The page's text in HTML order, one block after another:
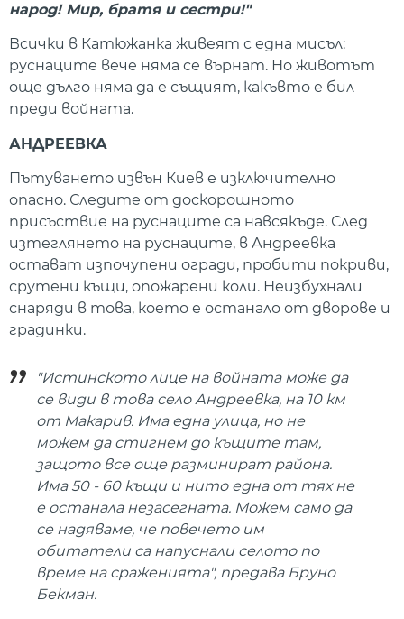
народ! Мир, братя и сестри!"
Всички в Катюжанка живеят с една мисъл:
руснаците вече няма се върнат. Но животът
още дълго няма да е същият, какъвто е бил
преди войната.
АНДРЕЕВКА
Пътуването извън Киев е изключително
опасно. Следите от доскорошното
присъствие на руснаците са навсякъде. След
изтеглянето на руснаците, в Андреевка
остават изпочупени огради, пробити покриви,
срутени къщи, опожарени коли. Неизбухнали
снаряди в това, което е останало от дворове и
градинки.
"Истинското лице на войната може да
се види в това село Андреевка, на 10 км
от Макарив. Има една улица, но не
можем да стигнем до къщите там,
защото все още разминират района.
Има 50 - 60 къщи и нито една от тях не
е останала незасегната. Можем само да
се надяваме, че повечето им
обитатели са напуснали селото по
време на сраженията", предава Бруно
Бекман.